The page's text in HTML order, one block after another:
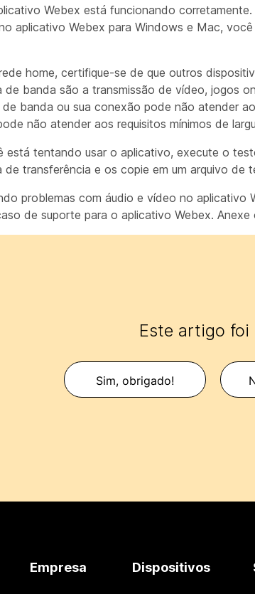
Webex está funcionando
aplicativo Webex para Windows e Mac, você
home, certifique-se de que outros
de banda são a transmissão de vídeo, jogos
banda ou sua conexão pode não atender
não atender aos requisitos mínimos de
está tentando usar o aplicativo, execute o
de transferência e os copie em um arquivo
problemas com áudio e vídeo no
de suporte para o aplicativo Webex.
Este artigo foi
Sim, obrigado!
Empresa Dispositivos